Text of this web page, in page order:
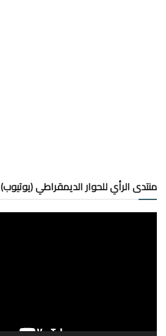
منتدى الرأي للحوار الديمقراطي (يوتيوب)